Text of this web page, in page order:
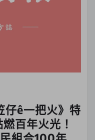
ê一把火》特
百年火光！